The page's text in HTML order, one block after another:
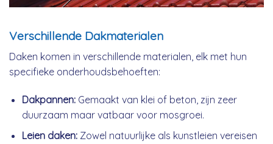
Verschillende Dakmaterialen
Daken komen in verschillende materialen, elk met hun
specifieke onderhoudsbehoeften:
Dakpannen:Gemaakt van klei of beton, zijn zeer
duurzaam maar vatbaar voor mosgroei.
Leien daken:Zowel natuurlijke als kunstleien vereisen